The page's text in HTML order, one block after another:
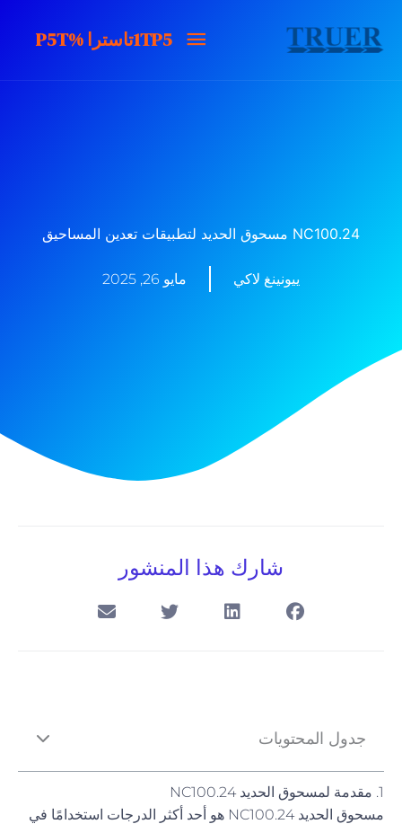
1TP5تاسترا1TP5تاسترا %P5T
NC100.24 مسحوق الحديد لتطبيقات تعدين المساحيق
ييونينغ لاكي مايو 26, 2025
شارك هذا المنشور
جدول المحتويات
1. مقدمة لمسحوق الحديد NC100.24
مسحوق الحديد NC100.24 هو أحد أكثر الدرجات استخدامًا في